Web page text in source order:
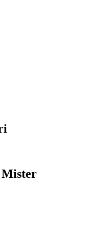
Mister